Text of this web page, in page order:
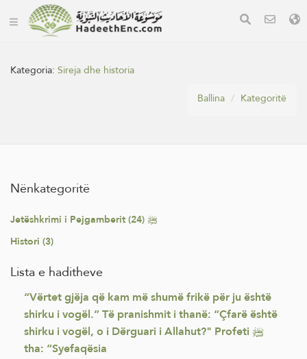
Kategoria:Sireja dhe historia
Ballina
Kategoritë
Nënkategoritë
Jetëshkrimi i Pejgamberit ﷺ (24)
Histori (3)
Lista e haditheve
“Vërtet gjëja që kam më shumë frikë për ju është
shirku i vogël.” Të pranishmit i thanë: “Çfarë është
shirku i vogël, o i Dërguari i Allahut?" Profeti ﷺ
tha: “Syefaqësia